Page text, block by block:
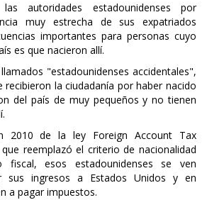
autoridades estadounidenses por
muy estrecha de sus expatriados
importantes para personas cuyo
es que nacieron allí.
"estadounidenses accidentales",
la ciudadanía por haber nacido
del país de muy pequeños y no tienen
2010 de la ley Foreign Account Tax
que reemplazó el criterio de nacionalidad
esos estadounidenses se ven
sus ingresos a Estados Unidos y en
a pagar impuestos.